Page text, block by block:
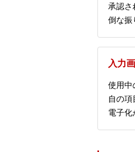
承認さ
倒な振
入力
使用中
自の
電子化